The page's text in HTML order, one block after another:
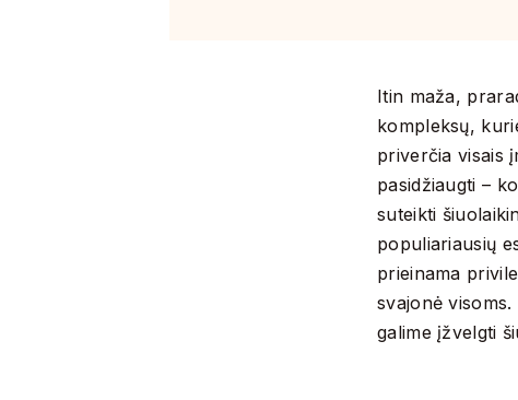
Itin maža,
kompleksų,
priverčia visais
pasidžiaugti –
suteikti
populiariausių
prieinama
svajonė
galime įžvelgti